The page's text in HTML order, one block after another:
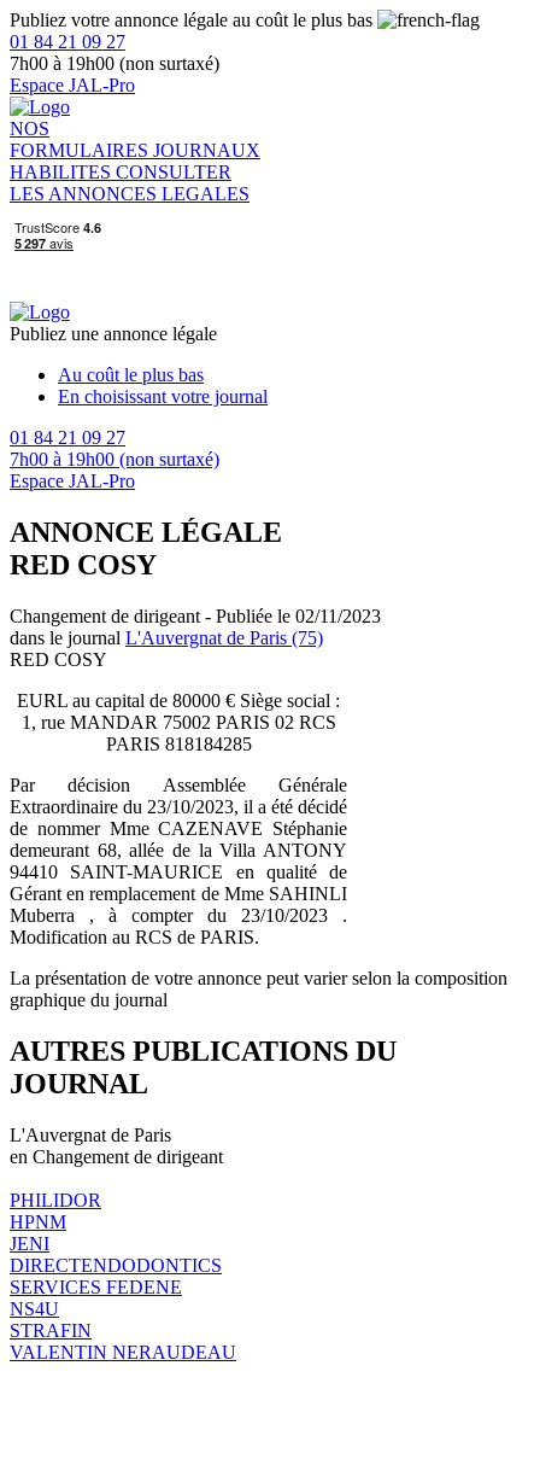
Publiez votre annonce légale au coût le plus bas
01 84 21 09 27
7h00 à 19h00 (non surtaxé)
Espace JAL-Pro
NOS
FORMULAIRES JOURNAUX
HABILITES CONSULTER
LES ANNONCES LEGALES
Publiez une annonce légale
Au coût le plus bas
En choisissant votre journal
01 84 21 09 27
7h00 à 19h00 (non surtaxé)
Espace JAL-Pro
ANNONCE LÉGALE
RED COSY
Changement de dirigeant - Publiée le 02/11/2023
dans le journal L'Auvergnat de Paris (75)
RED COSY
EURL au capital de 80000 € Siège social :
1, rue MANDAR 75002 PARIS 02 RCS
PARIS 818184285
Par décision Assemblée Générale
Extraordinaire du 23/10/2023, il a été décidé
de nommer Mme CAZENAVE Stéphanie
demeurant 68, allée de la Villa ANTONY
94410 SAINT-MAURICE en qualité de
Gérant en remplacement de Mme SAHINLI
Muberra , à compter du 23/10/2023 .
Modification au RCS de PARIS.
La présentation de votre annonce peut varier selon la composition
graphique du journal
AUTRES PUBLICATIONS DU
JOURNAL
L'Auvergnat de Paris
en Changement de dirigeant
PHILIDOR
HPNM
JENI
DIRECTENDODONTICS
SERVICES FEDENE
NS4U
STRAFIN
VALENTIN NERAUDEAU